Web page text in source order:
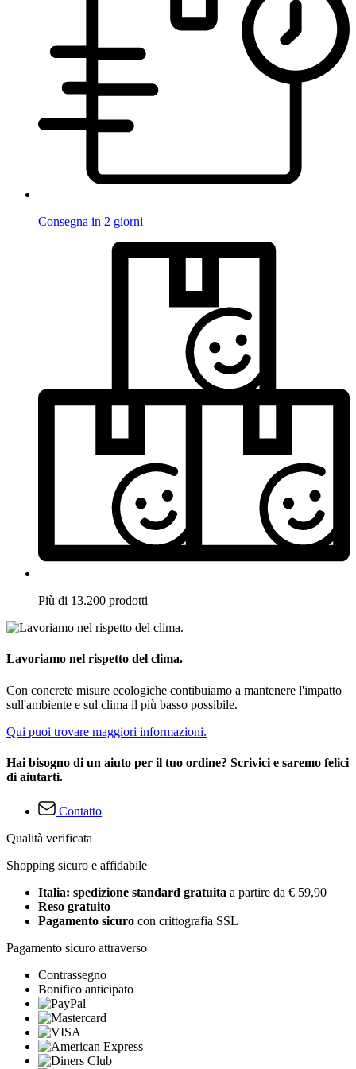
Consegna in 2 giorni
Più di 13.200 prodotti
Lavoriamo nel rispetto del clima.
Con concrete misure ecologiche contibuiamo a mantenere l'impatto
sull'ambiente e sul clima il più basso possibile.
Qui puoi trovare maggiori informazioni.
Hai bisogno di un aiuto per il tuo ordine? Scrivici e saremo felici
di aiutarti.
Contatto
Qualità verificata
Shopping sicuro e affidabile
Italia: spedizione standard gratuita a partire da € 59,90
Reso gratuito
Pagamento sicuro con crittografia SSL
Pagamento sicuro attraverso
Contrassegno
Bonifico anticipato